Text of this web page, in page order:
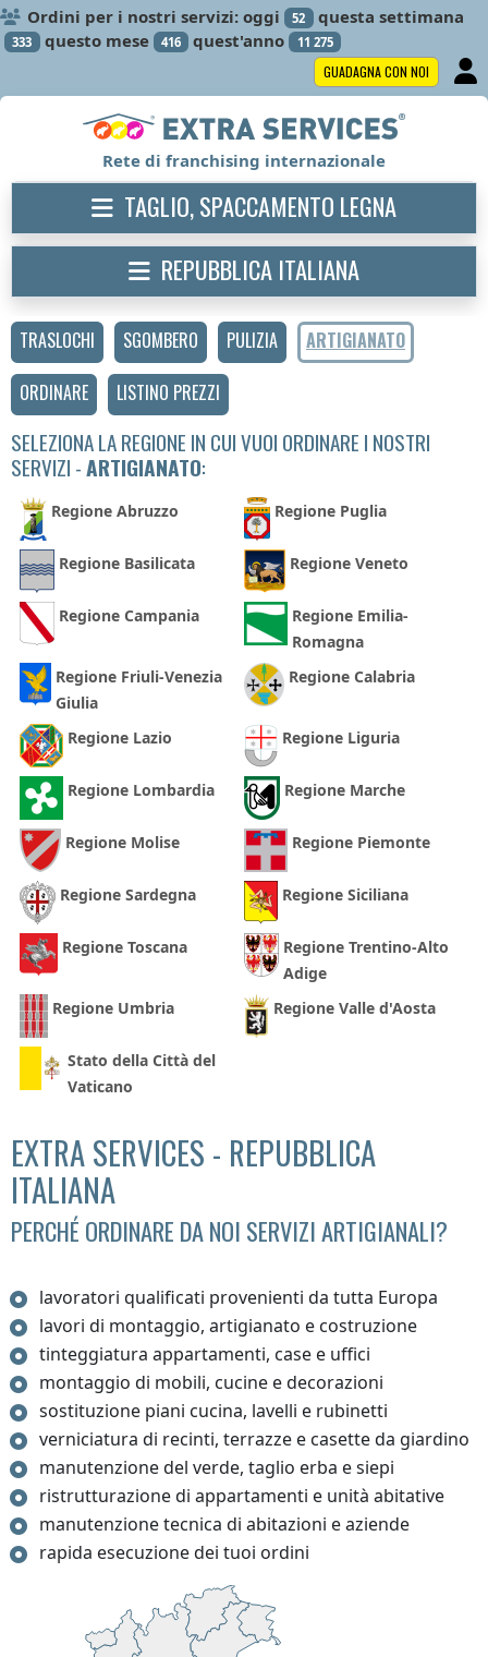
Ordini per i nostri servizi: oggi 52 questa settimana
333 questo mese 416 quest'anno 11 275
GUADAGNA CON NOI
TRASLOCHI SGOMBERO PULIZIA
ARTIGIANATO
ORDINARE
LISTINO PREZZI
SELEZIONA LA REGIONE IN CUI VUOI ORDINARE I NOSTRI
SERVIZI -ARTIGIANATO:
Regione Abruzzo Regione Puglia
Regione Basilicata Regione Veneto
Regione Campania
Regione Emilia-
Romagna
Regione Friuli-Venezia
Giulia
Regione Calabria
Regione Lazio Regione Liguria
Regione Lombardia Regione Marche
Regione Molise Regione Piemonte
Regione Sardegna Regione Siciliana
Regione Toscana
Regione Trentino-Alto
Adige
Regione Umbria
Regione Valle d'Aosta
Stato della Città del
Vaticano
EXTRA SERVICES - REPUBBLICA
ITALIANA
PERCHÉ ORDINARE DA NOI SERVIZI ARTIGIANALI?
lavoratori qualificati provenienti da tutta Europa
lavori di montaggio, artigianato e costruzione
tinteggiatura appartamenti, case e uffici
montaggio di mobili, cucine e decorazioni
sostituzione piani cucina, lavelli e rubinetti
verniciatura di recinti, terrazze e casette da giardino
manutenzione del verde, taglio erba e siepi
ristrutturazione di appartamenti e unità abitative
manutenzione tecnica di abitazioni e aziende
rapida esecuzione dei tuoi ordini
Rete di franchising internazionale
TAGLIO, SPACCAMENTO LEGNA
REPUBBLICA ITALIANA